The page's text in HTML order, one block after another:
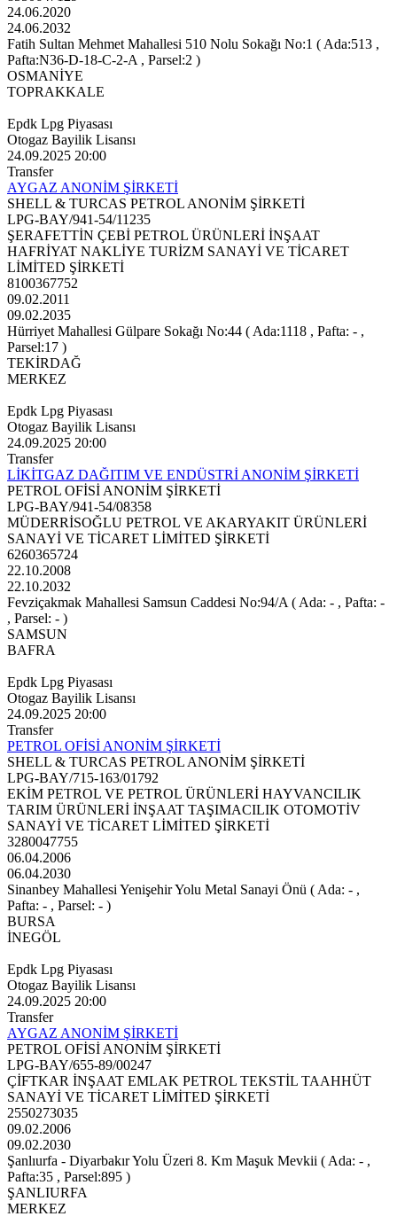
24.06.2020
24.06.2032
Fatih Sultan Mehmet Mahallesi 510 Nolu Sokağı No:1 ( Ada:513 ,
Pafta:N36-D-18-C-2-A , Parsel:2 )
OSMANİYE
TOPRAKKALE
Epdk Lpg Piyasası
Otogaz Bayilik Lisansı
24.09.2025 20:00
Transfer
AYGAZ ANONİM ŞİRKETİ
SHELL & TURCAS PETROL ANONİM ŞİRKETİ
LPG-BAY/941-54/11235
ŞERAFETTİN ÇEBİ PETROL ÜRÜNLERİ İNŞAAT
HAFRİYAT NAKLİYE TURİZM SANAYİ VE TİCARET
LİMİTED ŞİRKETİ
8100367752
09.02.2011
09.02.2035
Hürriyet Mahallesi Gülpare Sokağı No:44 ( Ada:1118 , Pafta: - ,
Parsel:17 )
TEKİRDAĞ
MERKEZ
Epdk Lpg Piyasası
Otogaz Bayilik Lisansı
24.09.2025 20:00
Transfer
LİKİTGAZ DAĞITIM VE ENDÜSTRİ ANONİM ŞİRKETİ
PETROL OFİSİ ANONİM ŞİRKETİ
LPG-BAY/941-54/08358
MÜDERRİSOĞLU PETROL VE AKARYAKIT ÜRÜNLERİ
SANAYİ VE TİCARET LİMİTED ŞİRKETİ
6260365724
22.10.2008
22.10.2032
Fevziçakmak Mahallesi Samsun Caddesi No:94/A ( Ada: - , Pafta: -
, Parsel: - )
SAMSUN
BAFRA
Epdk Lpg Piyasası
Otogaz Bayilik Lisansı
24.09.2025 20:00
Transfer
PETROL OFİSİ ANONİM ŞİRKETİ
SHELL & TURCAS PETROL ANONİM ŞİRKETİ
LPG-BAY/715-163/01792
EKİM PETROL VE PETROL ÜRÜNLERİ HAYVANCILIK
TARIM ÜRÜNLERİ İNŞAAT TAŞIMACILIK OTOMOTİV
SANAYİ VE TİCARET LİMİTED ŞİRKETİ
3280047755
06.04.2006
06.04.2030
Sinanbey Mahallesi Yenişehir Yolu Metal Sanayi Önü ( Ada: - ,
Pafta: - , Parsel: - )
BURSA
İNEGÖL
Epdk Lpg Piyasası
Otogaz Bayilik Lisansı
24.09.2025 20:00
Transfer
AYGAZ ANONİM ŞİRKETİ
PETROL OFİSİ ANONİM ŞİRKETİ
LPG-BAY/655-89/00247
ÇİFTKAR İNŞAAT EMLAK PETROL TEKSTİL TAAHHÜT
SANAYİ VE TİCARET LİMİTED ŞİRKETİ
2550273035
09.02.2006
09.02.2030
Şanlıurfa - Diyarbakır Yolu Üzeri 8. Km Maşuk Mevkii ( Ada: - ,
Pafta:35 , Parsel:895 )
ŞANLIURFA
MERKEZ